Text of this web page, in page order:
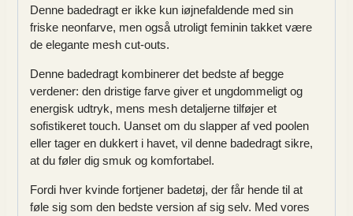
Denne badedragt er ikke kun iøjnefaldende med sin
friske neonfarve, men også utroligt feminin takket være
de elegante mesh cut-outs.
Denne badedragt kombinerer det bedste af begge
verdener: den dristige farve giver et ungdommeligt og
energisk udtryk, mens mesh detaljerne tilføjer et
sofistikeret touch. Uanset om du slapper af ved poolen
eller tager en dukkert i havet, vil denne badedragt sikre,
at du føler dig smuk og komfortabel.
Fordi hver kvinde fortjener badetøj, der får hende til at
føle sig som den bedste version af sig selv. Med vores